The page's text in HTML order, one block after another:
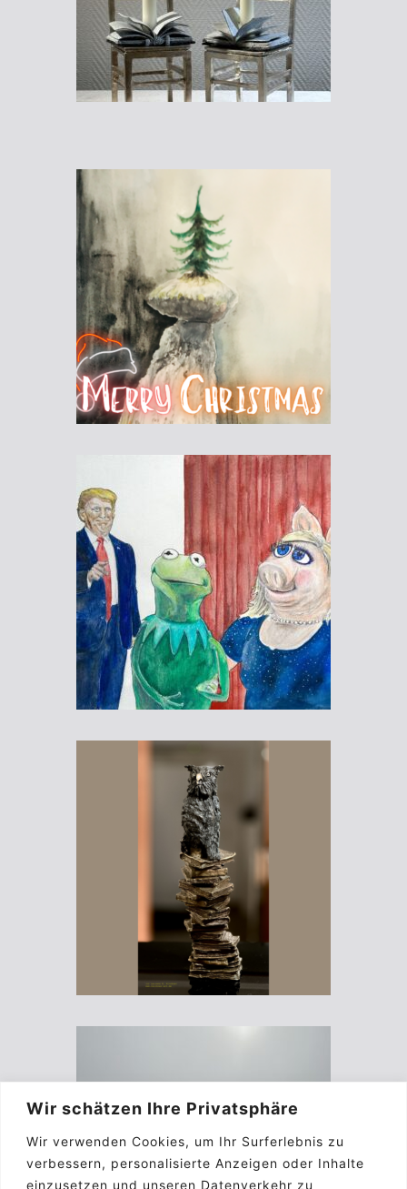
Wir schätzen Ihre Privatsphäre
Wir verwenden Cookies, um Ihr Surferlebnis zu
verbessern, personalisierte Anzeigen oder Inhalte
einzusetzen und unseren Datenverkehr zu